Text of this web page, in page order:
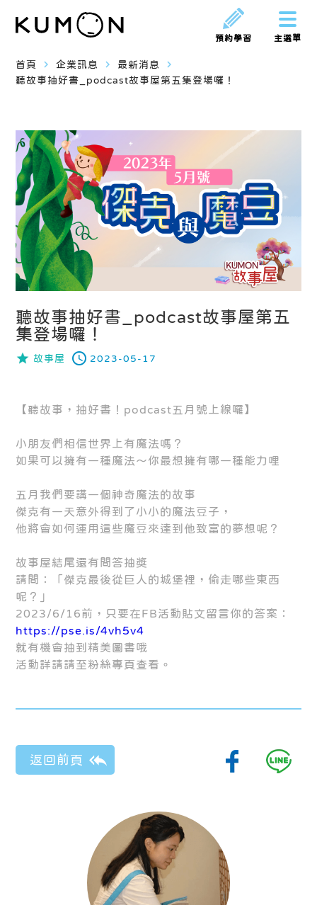
主選單
預約學習
首頁 navigate_next 企業訊息 navigate_next 最新消息 navigate_next
聽故事抽好書_podcast故事屋第五集登場囉！
聽故事抽好書_podcast故事屋第五
集登場囉！
故事屋 2023-05-17
【聽故事，抽好書！podcast五月號上線囉】
小朋友們相信世界上有魔法嗎？
如果可以擁有一種魔法～你最想擁有哪一種能力哩
五月我們要講一個神奇魔法的故事
傑克有一天意外得到了小小的魔法豆子，
他將會如何運用這些魔豆來達到他致富的夢想呢？
故事屋結尾還有問答抽獎
請問：「傑克最後從巨人的城堡裡，偷走哪些東西
呢？」
2023/6/16前，只要在FB活動貼文留言你的答案：
https://pse.is/4vh5v4
就有機會抽到精美圖書哦
活動詳請請至粉絲專頁查看。